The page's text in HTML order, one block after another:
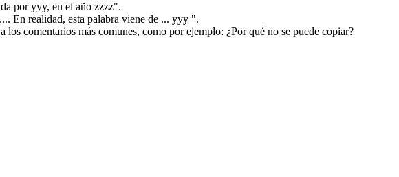
por yyy, en el año zzzz".
En realidad, esta palabra viene de ... yyy ".
los comentarios más comunes, como por ejemplo: ¿Por qué no se puede copiar?